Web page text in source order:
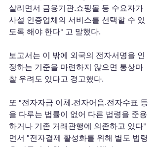
살리면서 금융기관.쇼핑몰 등 수요자가
사설 인증업체의 서비스를 선택할 수 있
도록 해야 한다" 고 말했다.
보고서는 이 밖에 외국의 전자서명을 인
정하는 기준을 마련하지 않으면 통상마
찰 우려도 있다고 경고했다.
또 "전자자금 이체.전자어음.전자수표 등
을 다루는 법률이 없어 다른 법령을 준용
하거나 기존 거래관행에 의존하고 있다"
면서 "전자결제 활성화를 위해 별도 법령